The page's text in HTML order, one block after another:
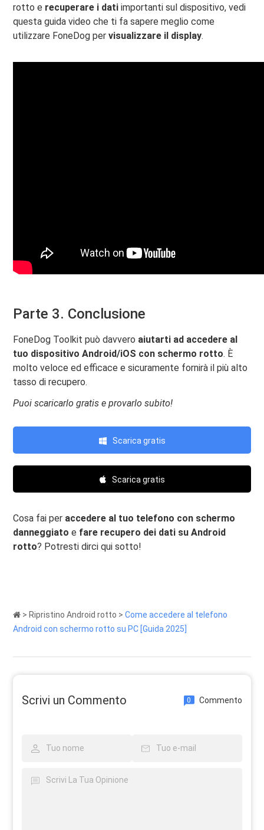
rotto e recuperare i dati importanti sul dispositivo, vedi
questa guida video che ti fa sapere meglio come
utilizzare FoneDog per visualizzare il display.
Parte 3. Conclusione
FoneDog Toolkit può davvero aiutarti ad accedere al
tuo dispositivo Android/iOS con schermo rotto. È
molto veloce ed efficace e sicuramente fornirà il più alto
tasso di recupero.
Puoi scaricarlo gratis e provarlo subito!
Scarica gratis
Scarica gratis
Cosa fai per accedere al tuo telefono con schermo
danneggiato e fare recupero dei dati su Android
rotto? Potresti dirci qui sotto!
> Ripristino Android rotto >Come accedere al telefono
Android con schermo rotto su PC [Guida 2025]
Scrivi un Commento 0 Commento